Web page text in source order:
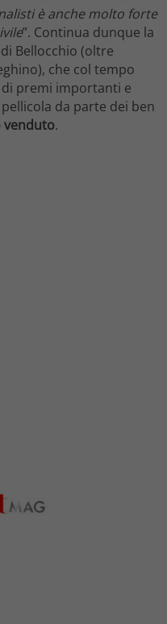
è anche molto forte
”. Continua dunque la
Bellocchio (oltre
che col tempo
premi importanti e
da parte dei ben
venduto.